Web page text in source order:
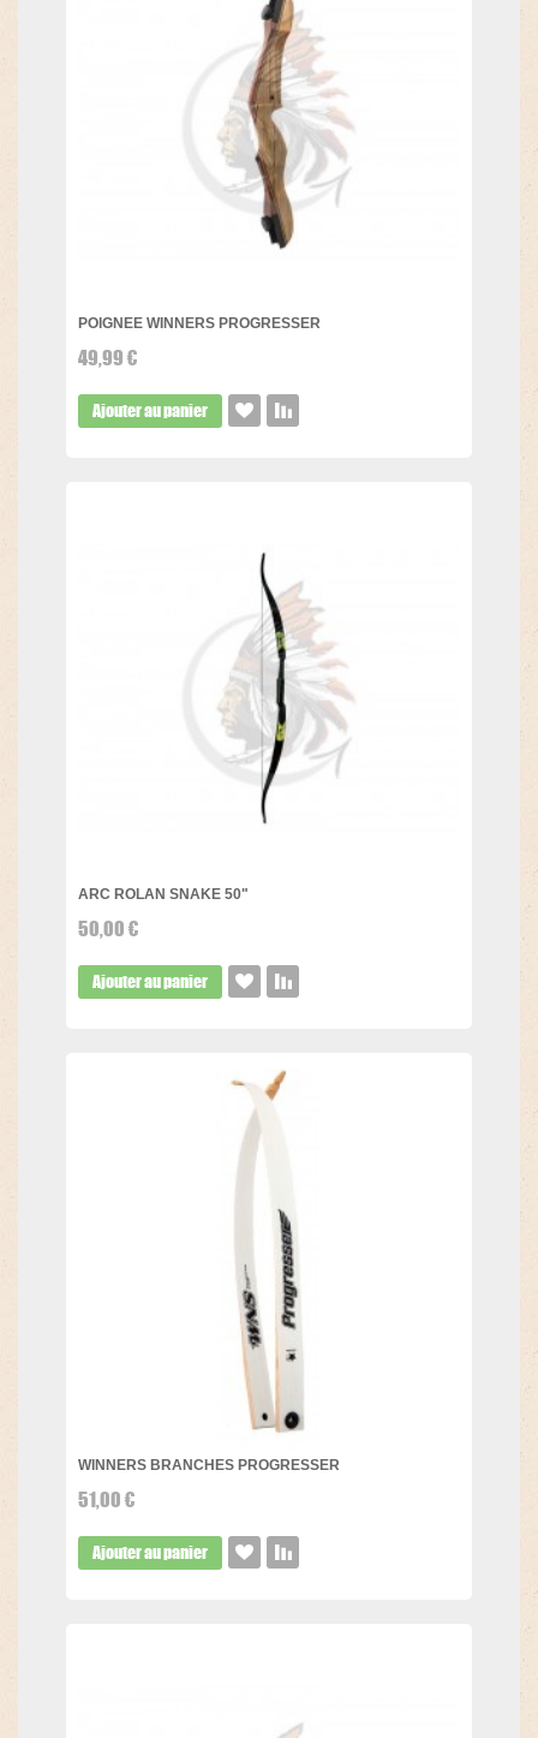
POIGNEE WINNERS PROGRESSER
49,99 €
Ajouter au panier
ARC ROLAN SNAKE 50"
50,00 €
Ajouter au panier
WINNERS BRANCHES PROGRESSER
51,00 €
Ajouter au panier